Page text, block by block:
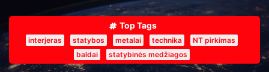
Top Tags
interjeras statybos metalai technika
NT pirkimas
baldai
statybinės medžiagos